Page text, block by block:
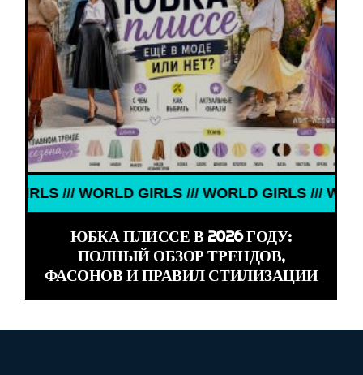
/// WORLD GIRLS /// WORLD GIRLS /// WORLD
ЮБКА ПЛИССЕ В 2026 ГОДУ:
ПОЛНЫЙ ОБЗОР ТРЕНДОВ,
ФАСОНОВ И ПРАВИЛ СТИЛИЗАЦИИ